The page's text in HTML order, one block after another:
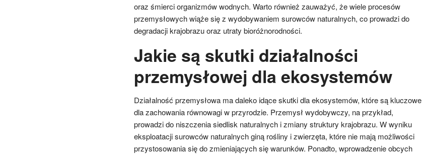
oraz śmierci organizmów wodnych. Warto również zauważyć, że wiele procesów
przemysłowych wiąże się z wydobywaniem surowców naturalnych, co prowadzi do
degradacji krajobrazu oraz utraty bioróżnorodności.
Jakie są skutki działalności
przemysłowej dla ekosystemów
Działalność przemysłowa ma daleko idące skutki dla ekosystemów, które są kluczowe
dla zachowania równowagi w przyrodzie. Przemysł wydobywczy, na przykład,
prowadzi do niszczenia siedlisk naturalnych i zmiany struktury krajobrazu. W wyniku
eksploatacji surowców naturalnych giną rośliny i zwierzęta, które nie mają możliwości
przystosowania się do zmieniających się warunków. Ponadto, wprowadzenie obcych